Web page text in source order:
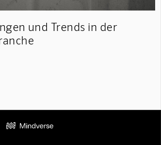
und Trends in der